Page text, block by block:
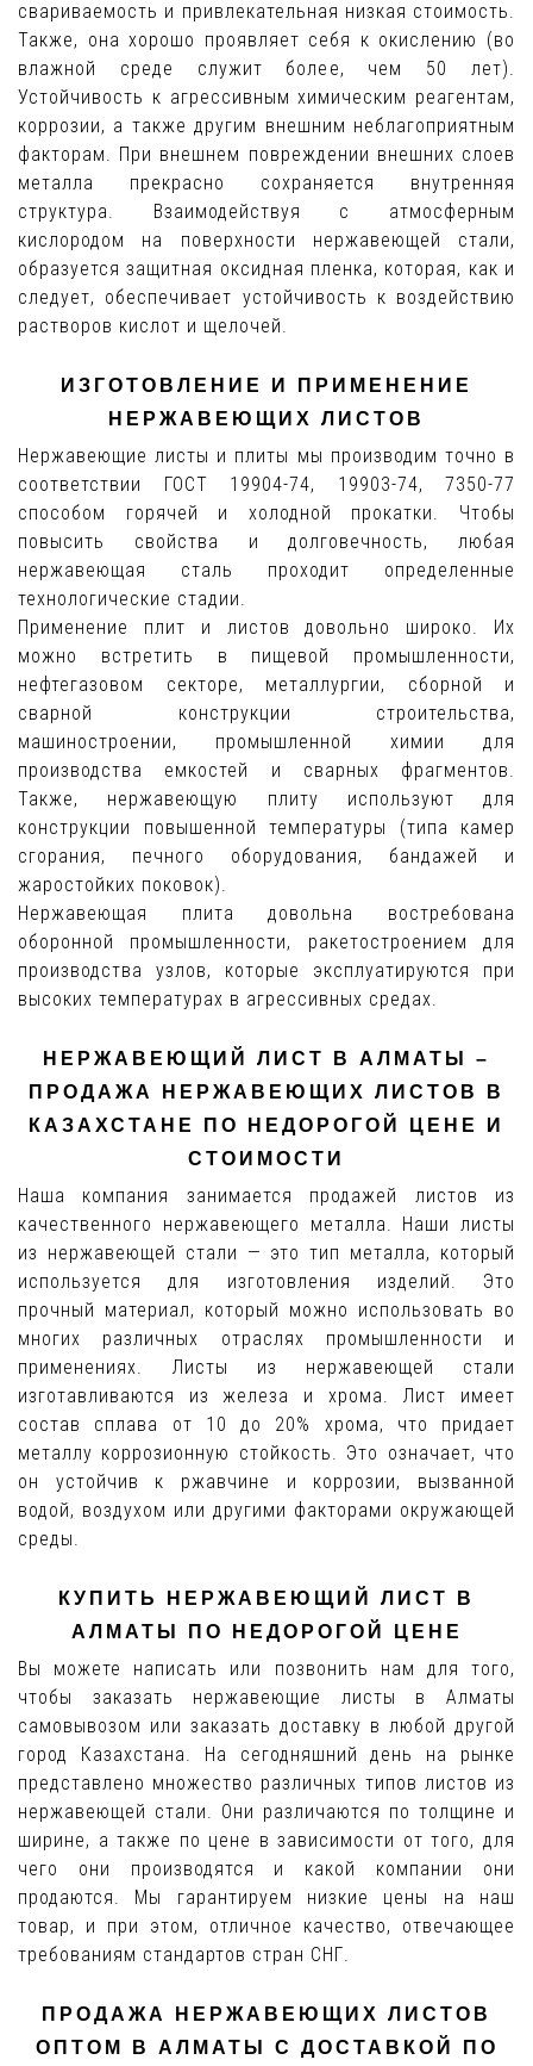
свариваемость и привлекательная низкая стоимость.
Также, она хорошо проявляет себя к окислению (во
влажной среде служит более, чем 50 лет).
Устойчивость к агрессивным химическим реагентам,
коррозии, а также другим внешним неблагоприятным
факторам. При внешнем повреждении внешних слоев
металла прекрасно сохраняется внутренняя
структура. Взаимодействуя с атмосферным
кислородом на поверхности нержавеющей стали,
образуется защитная оксидная пленка, которая, как и
следует, обеспечивает устойчивость к воздействию
растворов кислот и щелочей.
ИЗГОТОВЛЕНИЕ И ПРИМЕНЕНИЕ
НЕРЖАВЕЮЩИХ ЛИСТОВ
Нержавеющие листы и плиты мы производим точно в
соответствии ГОСТ 19904-74, 19903-74, 7350-77
способом горячей и холодной прокатки. Чтобы
повысить свойства и долговечность, любая
нержавеющая сталь проходит определенные
технологические стадии.
Применение плит и листов довольно широко. Их
можно встретить в пищевой промышленности,
нефтегазовом секторе, металлургии, сборной и
сварной конструкции строительства,
машиностроении, промышленной химии для
производства емкостей и сварных фрагментов.
Также, нержавеющую плиту используют для
конструкции повышенной температуры (типа камер
сгорания, печного оборудования, бандажей и
жаростойких поковок).
Нержавеющая плита довольна востребована
оборонной промышленности, ракетостроением для
производства узлов, которые эксплуатируются при
высоких температурах в агрессивных средах.
НЕРЖАВЕЮЩИЙ ЛИСТ В АЛМАТЫ –
ПРОДАЖА НЕРЖАВЕЮЩИХ ЛИСТОВ В
КАЗАХСТАНЕ ПО НЕДОРОГОЙ ЦЕНЕ И
СТОИМОСТИ
Наша компания занимается продажей листов из
качественного нержавеющего металла. Наши листы
из нержавеющей стали — это тип металла, который
используется для изготовления изделий. Это
прочный материал, который можно использовать во
многих различных отраслях промышленности и
применениях. Листы из нержавеющей стали
изготавливаются из железа и хрома. Лист имеет
состав сплава от 10 до 20% хрома, что придает
металлу коррозионную стойкость. Это означает, что
он устойчив к ржавчине и коррозии, вызванной
водой, воздухом или другими факторами окружающей
среды.
КУПИТЬ НЕРЖАВЕЮЩИЙ ЛИСТ В
АЛМАТЫ ПО НЕДОРОГОЙ ЦЕНЕ
Вы можете написать или позвонить нам для того,
чтобы заказать нержавеющие листы в Алматы
самовывозом или заказать доставку в любой другой
город Казахстана. На сегодняшний день на рынке
представлено множество различных типов листов из
нержавеющей стали. Они различаются по толщине и
ширине, а также по цене в зависимости от того, для
чего они производятся и какой компании они
продаются. Мы гарантируем низкие цены на наш
товар, и при этом, отличное качество, отвечающее
требованиям стандартов стран СНГ.
ПРОДАЖА НЕРЖАВЕЮЩИХ ЛИСТОВ
ОПТОМ В АЛМАТЫ С ДОСТАВКОЙ ПО